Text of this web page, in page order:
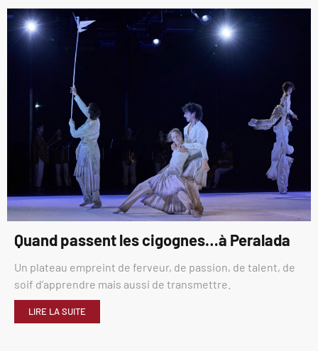
Quand passent les cigognes…à Peralada
Un plateau empreint de ferveur, de passion, de talent, de
soif d’apprendre mais aussi de transmettre.
LIRE LA SUITE